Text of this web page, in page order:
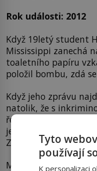
Rok události: 2012
Když 19letý student
Mississippi zanechá
toaletního papíru
položil bombu, zdá
Když jeho zprávu
natolik, že s
ředitelny. Na místo
jednotek, které
Zato pisatel je
Marné je
Tyto
používají
K personalizaci